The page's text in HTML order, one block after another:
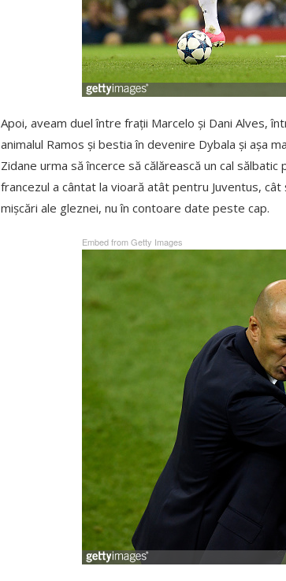
Apoi, aveam duel între frații Marcelo și Dani Alves,
animalul Ramos și bestia în devenire Dybala și așa
Zidane urma să încerce să călărească un cal
francezul a cântat la vioară atât pentru Juventus,
mișcări ale gleznei, nu în contoare date peste cap.
Embed from Getty Images